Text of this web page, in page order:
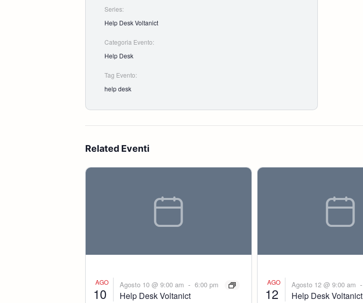
Series:
Help Desk Voltanict
Categoria Evento:
Help Desk
Tag Evento:
help desk
Related Eventi
AGO
10
Agosto 10 @ 9:00 am - 6:00 pm
Help Desk Voltanict
AGO
12
Agosto 12 @ 9:00 am -
Help Desk Voltanict